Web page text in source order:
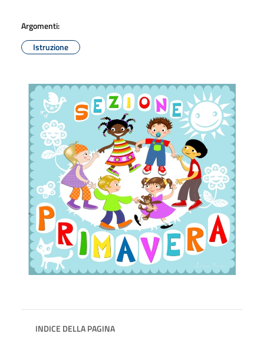
Argomenti:
Istruzione
INDICE DELLA PAGINA